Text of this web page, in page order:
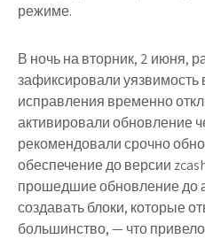
режиме.
В ночь на вторник, 2 июня,
зафиксировали уязвимость
исправления временно
активировали обновление
рекомендовали срочно
обеспечение до версии
прошедшие обновление до
создавать блоки, которые
большинство, — что